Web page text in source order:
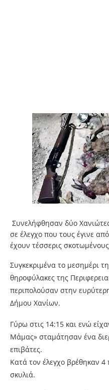
Συνελήφθησαν δύο
σε έλεγχο που τους έγινε
έχουν τέσσερις
Συγκεκριμένα το μεσημέρι
θηροφύλακες της
περιπολούσαν στην
Δήμου Χανίων.
Γύρω στις 14:15 και ενώ
Μάμας» σταμάτησαν ένα
επιβάτες.
Κατά τον έλεγχο βρέθηκαν 4
σκυλιά.